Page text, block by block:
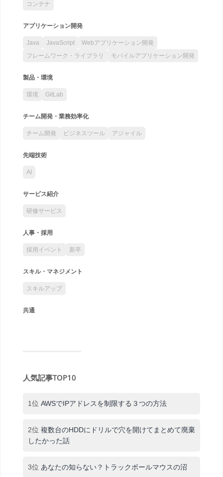
コンテナ
アプリケーション開発
Java JavaScript
Webアプリケーション開発
フレームワーク・ライブラリ
モバイルアプリケーション開発
製品・環境
環境 GitLab
チーム開発・業務効率化
チーム開発 ビジネスツール アジャイル
先端技術
AI
サービス紹介
研修サービス
人事・採用
採用イベント 新卒
スキル・マネジメント
スキルアップ
共通
人気記事TOP10
1位 AWSでIPアドレスを制限する３つの方法
2位 複数台のHDDにドリルで穴を開けてまとめて廃棄
したかった話
3位 あなたの知らない？トラックボールマウスの沼